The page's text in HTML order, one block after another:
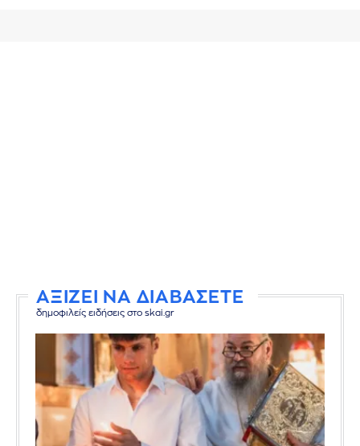
ΑΞΙΖΕΙ ΝΑ ΔΙΑΒΑΣΕΤΕ
δημοφιλείς ειδήσεις στο skai.gr